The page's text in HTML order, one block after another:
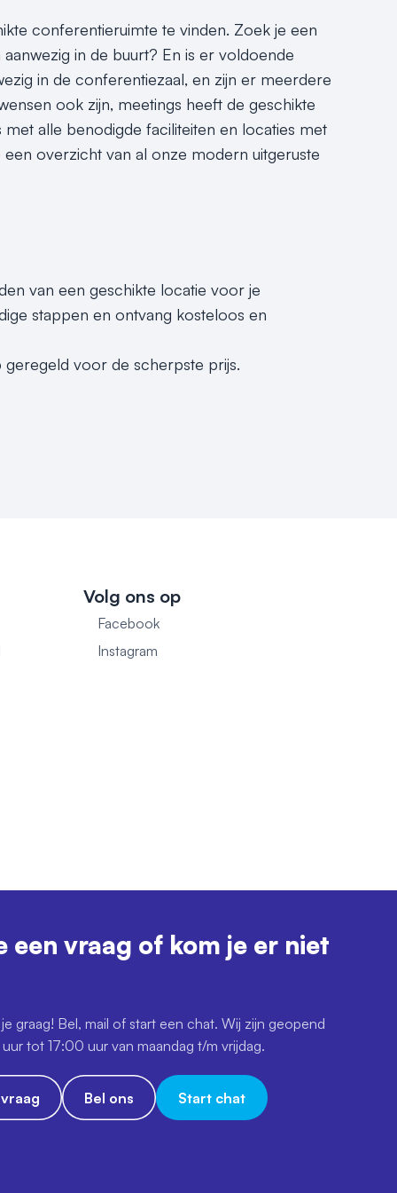
conferentieruimte te vinden. Zoek je een
in de buurt? En is er voldoende
in de conferentiezaal, en zijn er meerdere
ook zijn, meetings heeft de geschikte
met alle benodigde faciliteiten en locaties met
overzicht van al onze modern uitgeruste
van een geschikte locatie voor je
stappen en ontvang kosteloos en
voor de scherpste prijs.
Volg ons op
Facebook
Instagram
een vraag of kom je er niet
graag! Bel, mail of start een chat. Wij zijn geopend
tot 17:00 uur van maandag t/m vrijdag.
Bel ons Start chat